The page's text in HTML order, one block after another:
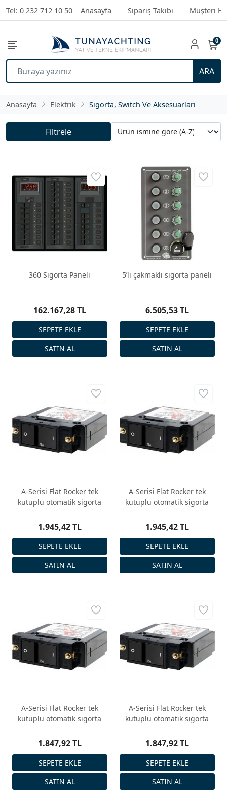
Tel: 0 232 712 10 50 Anasayfa Sipariş Takibi Müşteri
ARA
0
Anasayfa Elektrik Sigorta, Switch Ve Aksesuarları
Filtrele
360 Sigorta Paneli
162.167,28 TL
5’li çakmaklı sigorta paneli
6.505,53 TL
A-Serisi Flat Rocker tek
kutuplu otomatik sigorta
1.945,42 TL
A-Serisi Flat Rocker tek
kutuplu otomatik sigorta
1.945,42 TL
A-Serisi Flat Rocker tek
kutuplu otomatik sigorta
1.847,92 TL
A-Serisi Flat Rocker tek
kutuplu otomatik sigorta
1.847,92 TL